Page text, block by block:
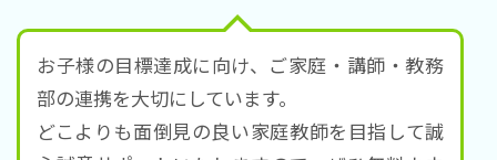
お子様の目標達成に向け、ご家庭・講師・教務
部の連携を大切にしています。
どこよりも面倒見の良い家庭教師を目指して誠